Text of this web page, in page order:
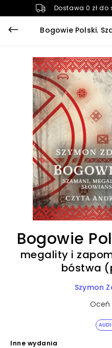
Dostawa 0 zł
Bogowie
megality i
bóstwa
Szymon
Oceń
Inne wydania